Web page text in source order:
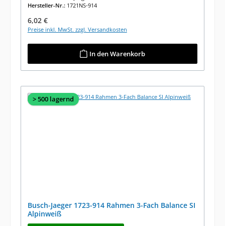
Hersteller-Nr.: 1721NS-914
Regulärer Preis:
6,02 €
Preise inkl. MwSt. zzgl. Versandkosten
In den Warenkorb
> 500 lagernd
Busch-Jaeger 1723-914 Rahmen 3-Fach Balance SI
Alpinweiß